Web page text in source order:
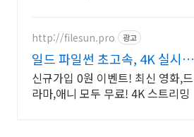
http://filesun.pro 광고
일드 파일썬 초고속, 4K 실시간
보기!
신규가입 0원 이벤트! 최신 영화,드
라마,애니 모두 무료! 4K 스트리밍